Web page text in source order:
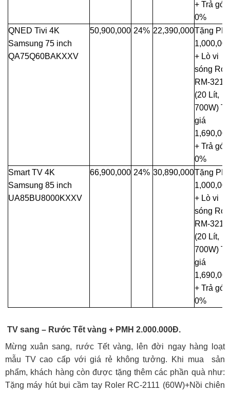
+ Trả góp
0%
QNED Tivi 4K
Samsung 75 inch
QA75Q60BAKXXV
50,900,000 24% 22,390,000Tặng
+ Lò vi
sóng
RM-3216
(20 Lít,
700W) Trị
giá
+ Trả góp
0%
Smart TV 4K
Samsung 85 inch
UA85BU8000KXXV
66,900,000 24% 30,890,000Tặng
+ Lò vi
sóng
RM-3216
(20 Lít,
700W) Trị
giá
+ Trả góp
0%
TV sang – Rước Tết vàng + PMH 2.000.000Đ.
Mừng xuân sang, rước Tết vàng, lên đời ngay hàng loạt
mẫu TV cao cấp với giá rẻ không tưởng. Khi mua sản
phẩm, khách hàng còn được tặng thêm các phần quà như:
Tặng máy hút bụi cầm tay Roler RC-2111 (60W)+Nồi chiên